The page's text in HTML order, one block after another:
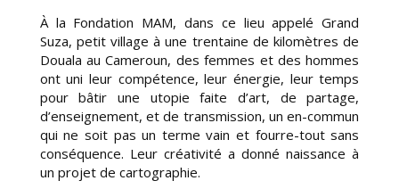
À la Fondation MAM, dans ce lieu appelé Grand
Suza, petit village à une trentaine de kilomètres de
Douala au Cameroun, des femmes et des hommes
ont uni leur compétence, leur énergie, leur temps
pour bâtir une utopie faite d’art, de partage,
d’enseignement, et de transmission, un en-commun
qui ne soit pas un terme vain et fourre-tout sans
conséquence. Leur créativité a donné naissance à
un projet de cartographie.